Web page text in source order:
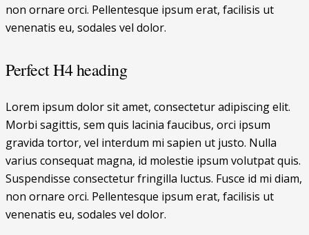
non ornare orci. Pellentesque ipsum erat, facilisis ut
venenatis eu, sodales vel dolor.
Perfect H4 heading
Lorem ipsum dolor sit amet, consectetur adipiscing elit.
Morbi sagittis, sem quis lacinia faucibus, orci ipsum
gravida tortor, vel interdum mi sapien ut justo. Nulla
varius consequat magna, id molestie ipsum volutpat quis.
Suspendisse consectetur fringilla luctus. Fusce id mi diam,
non ornare orci. Pellentesque ipsum erat, facilisis ut
venenatis eu, sodales vel dolor.